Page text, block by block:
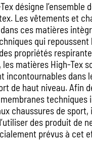
désigne l’ensemble
Les vêtements et
ces matières
qui repoussent
propriétés
les matières High-Tex
incontournables dans
de haut niveau. Afin
techniques
chaussures de
des produit de
prévus à cet